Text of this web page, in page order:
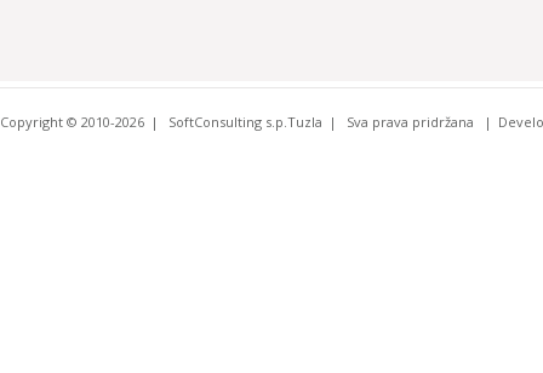
Copyright © 2010-2026 SoftConsulting s.p.Tuzla Sva prava pridržana